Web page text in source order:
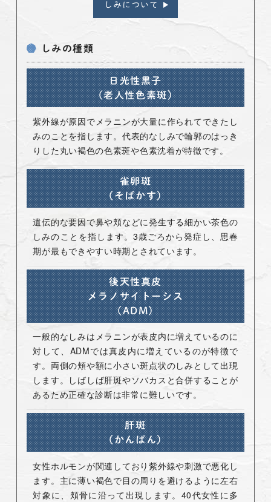
しみについて
しみの種類
日光性黒子
（老人性色素斑）
紫外線が原因でメラニンが大量に作られてできたし
みのことを指します。代表的なしみで輪郭のはっき
りした丸い褐色の色素斑や色素沈着が特徴です。
雀卵斑
（そばかす）
遺伝的な要因で鼻や頬などに発生する細かい茶色の
しみのことを指します。3歳ごろから発症し、思春
期が最もできやすい時期とされています。
後天性真皮
メラノサイトーシス
（ADM）
一般的なしみはメラニンが表皮内に増えているのに
対して、ADMでは真皮内に増えているのが特徴で
す。両側の頬や額に小さい斑点状のしみとして出現
します。しばしば肝斑やソバカスと合併することが
あるため正確な診断は非常に難しいです。
肝斑
（かんぱん）
女性ホルモンが関連しており紫外線や刺激で悪化し
ます。主に薄い褐色で目の周りを避けるように左右
対象に、頬骨に沿って出現します。40代女性に多